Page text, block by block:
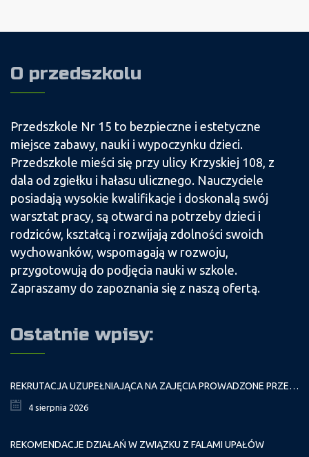
O przedszkolu
Przedszkole Nr 15 to bezpieczne i estetyczne
miejsce zabawy, nauki i wypoczynku dzieci.
Przedszkole mieści się przy ulicy Krzyskiej 108, z
dala od zgiełku i hałasu ulicznego. Nauczyciele
posiadają wysokie kwalifikacje i doskonalą swój
warsztat pracy, są otwarci na potrzeby dzieci i
rodziców, kształcą i rozwijają zdolności swoich
wychowanków, wspomagają w rozwoju,
przygotowują do podjęcia nauki w szkole.
Zapraszamy do zapoznania się z naszą ofertą.
Ostatnie wpisy:
REKRUTACJA UZUPEŁNIAJĄCA NA ZAJĘCIA PROWADZONE PRZEZ PAŁAC MŁODZIEŻY W ROKU SZKOLNYM 2026/2027
4 sierpnia 2026
REKOMENDACJE DZIAŁAŃ W ZWIĄZKU Z FALAMI UPAŁÓW